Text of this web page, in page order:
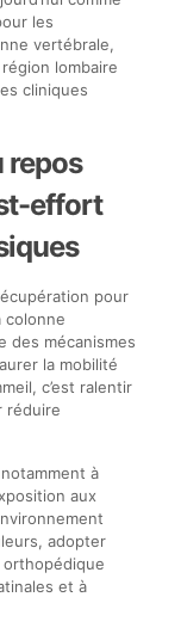
les
vertébrale,
lombaire
cliniques
repos
effort
pour
colonne
des mécanismes
la mobilité
c’est ralentir
réduire
à
aux
adopter
et à